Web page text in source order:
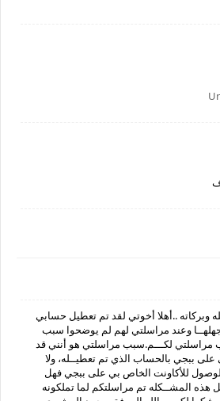
وبركاته ..أهلا أخوتي لقد تم تعطيل حسابي
وعند مراسلتي لهم لم يوضحوا سبب
مراسلتي لكـــم.سبب مراسلتي هو أنني قد
ببجي بالحساب الذي تم تعطيــله، ولا
للأكاونت الخاص بي على ببجي فهل
المشــكله تم مراسلتكم لما تملكونه